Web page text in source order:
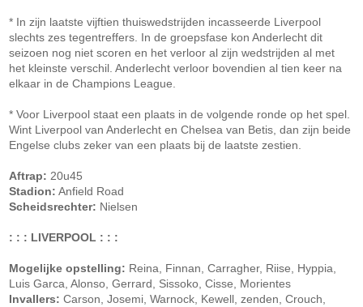
* In zijn laatste vijftien thuiswedstrijden incasseerde Liverpool
slechts zes tegentreffers. In de groepsfase kon Anderlecht dit
seizoen nog niet scoren en het verloor al zijn wedstrijden al met
het kleinste verschil. Anderlecht verloor bovendien al tien keer na
elkaar in de Champions League.
* Voor Liverpool staat een plaats in de volgende ronde op het spel.
Wint Liverpool van Anderlecht en Chelsea van Betis, dan zijn beide
Engelse clubs zeker van een plaats bij de laatste zestien.
Aftrap: 20u45
Stadion: Anfield Road
Scheidsrechter: Nielsen
: : : LIVERPOOL : : :
Mogelijke opstelling: Reina, Finnan, Carragher, Riise, Hyppia,
Luis Garca, Alonso, Gerrard, Sissoko, Cisse, Morientes
Invallers: Carson, Josemi, Warnock, Kewell, zenden, Crouch,